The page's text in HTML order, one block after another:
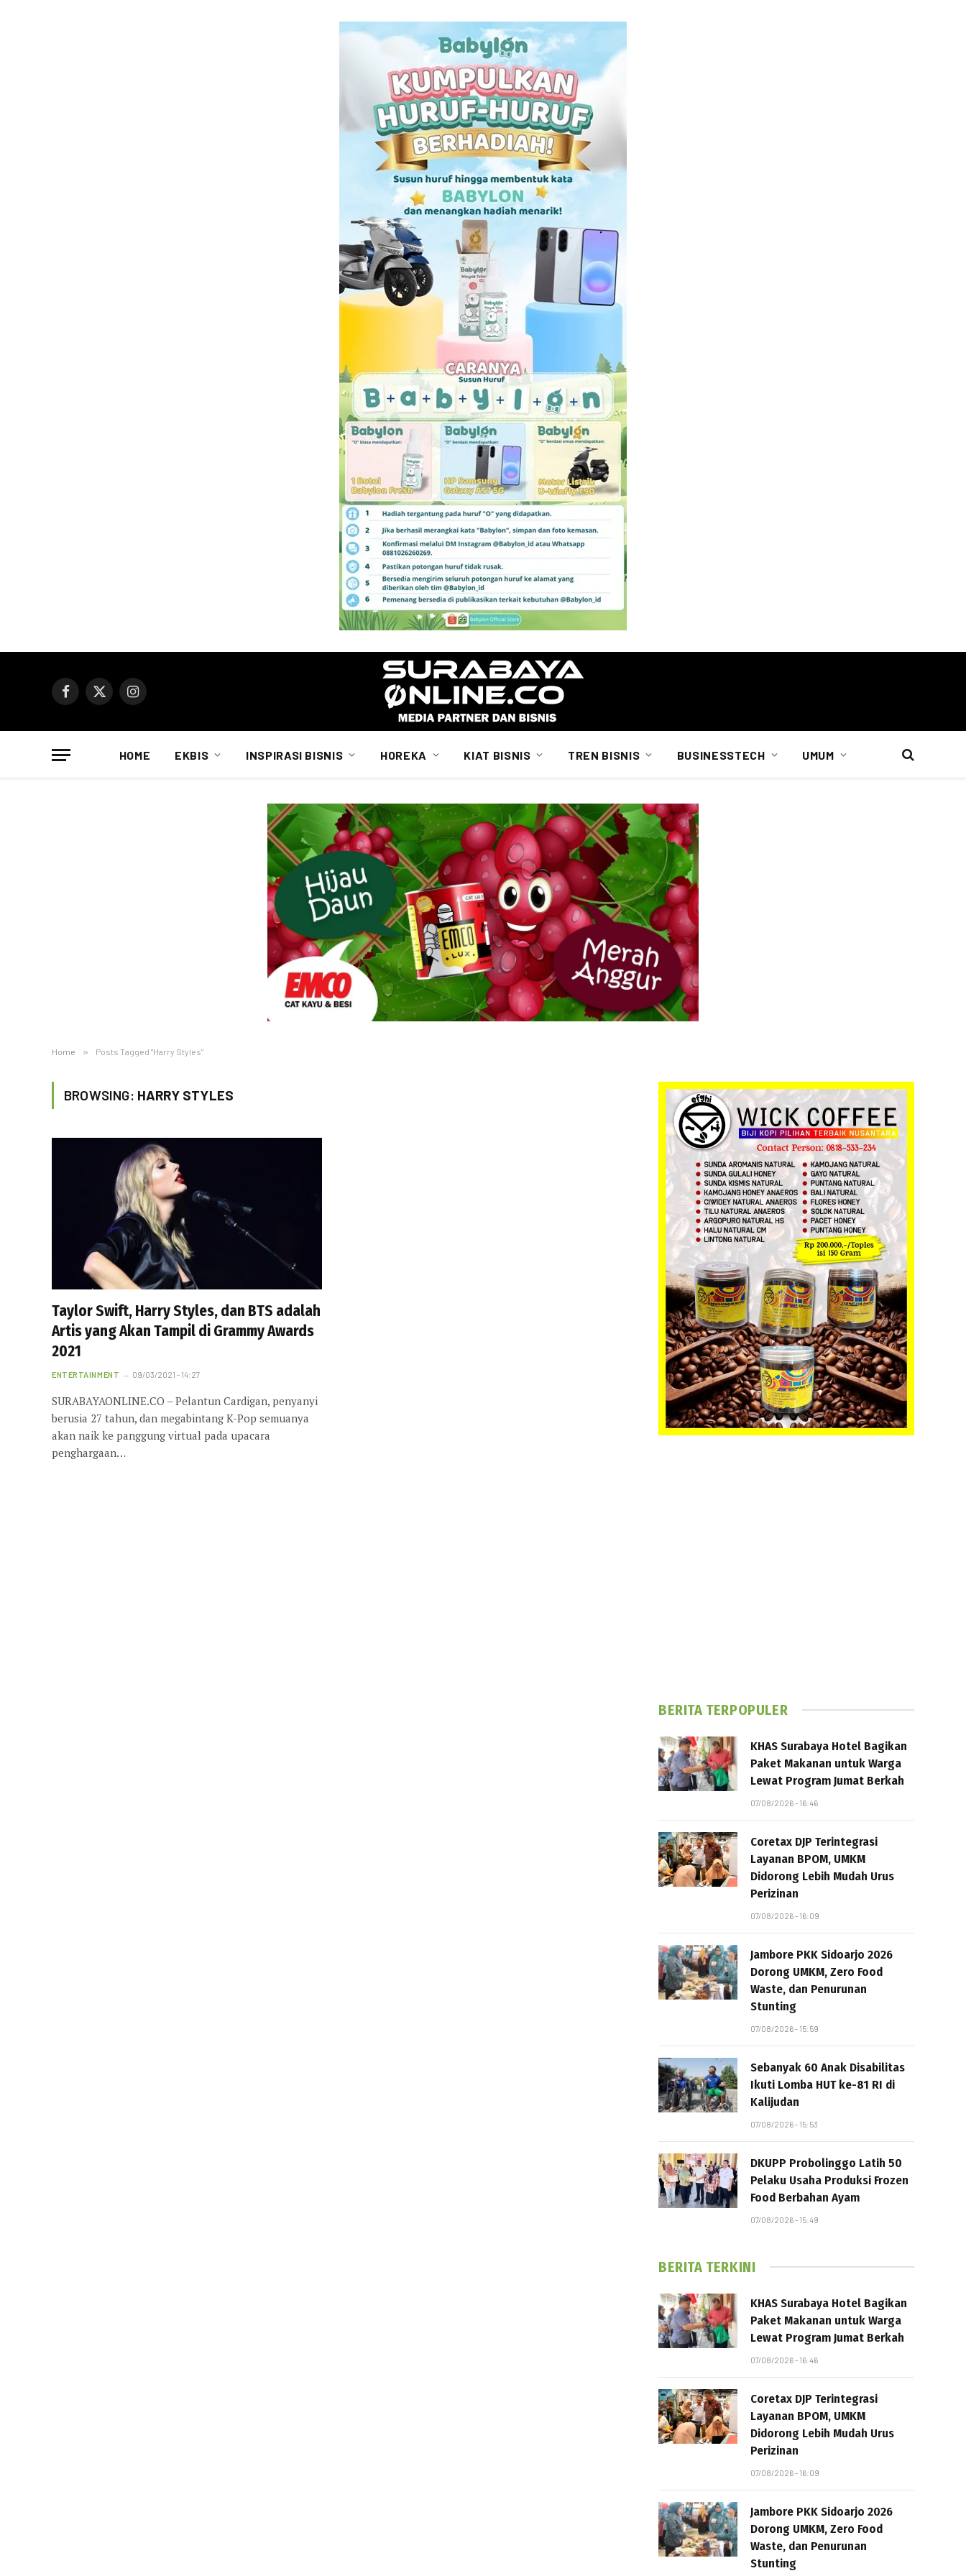
Facebook
X
Instagram
HOME EKBIS INSPIRASI BISNIS HOREKA KIAT BISNIS TREN BISNIS BUSINESSTECH UMUM
Home » Posts Tagged "Harry Styles"
BROWSING: HARRY STYLES
Taylor Swift, Harry Styles, dan BTS adalah
Artis yang Akan Tampil di Grammy Awards
2021
ENTERTAINMENT 09/03/2021 - 14:27
SURABAYAONLINE.CO – Pelantun Cardigan, penyanyi
berusia 27 tahun, dan megabintang K-Pop semuanya
akan naik ke panggung virtual pada upacara
penghargaan…
BERITA TERPOPULER
KHAS Surabaya Hotel Bagikan
Paket Makanan untuk Warga
Lewat Program Jumat Berkah
07/08/2026 - 16:46
Coretax DJP Terintegrasi
Layanan BPOM, UMKM
Didorong Lebih Mudah Urus
Perizinan
07/08/2026 - 16:09
Jambore PKK Sidoarjo 2026
Dorong UMKM, Zero Food
Waste, dan Penurunan
Stunting
07/08/2026 - 15:59
Sebanyak 60 Anak Disabilitas
Ikuti Lomba HUT ke-81 RI di
Kalijudan
07/08/2026 - 15:53
DKUPP Probolinggo Latih 50
Pelaku Usaha Produksi Frozen
Food Berbahan Ayam
07/08/2026 - 15:49
BERITA TERKINI
KHAS Surabaya Hotel Bagikan
Paket Makanan untuk Warga
Lewat Program Jumat Berkah
07/08/2026 - 16:46
Coretax DJP Terintegrasi
Layanan BPOM, UMKM
Didorong Lebih Mudah Urus
Perizinan
07/08/2026 - 16:09
Jambore PKK Sidoarjo 2026
Dorong UMKM, Zero Food
Waste, dan Penurunan
Stunting